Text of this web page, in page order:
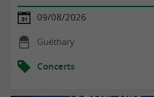
09/08/2026
Guéthary
Concerts